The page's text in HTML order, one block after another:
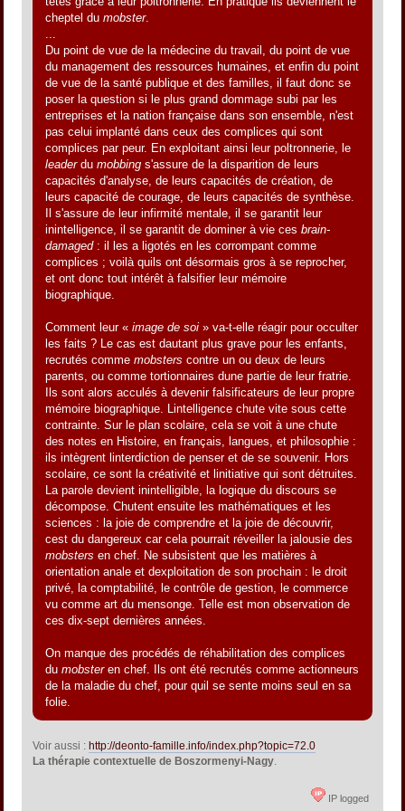
cheptel dumobster.
...
Du point de vue de la médecine du travail, du point de vue
du management des ressources humaines, et enfin du point
de vue de la santé publique et des familles, il faut donc se
poser la question si le plus grand dommage subi par les
entreprises et la nation française dans son ensemble, n'est
pas celui implanté dans ceux des complices qui sont
complices par peur. En exploitant ainsi leur poltronnerie, le
leaderdumobbing s'assure de la disparition de leurs
capacités d'analyse, de leurs capacités de création, de
leurs capacité de courage, de leurs capacités de synthèse.
Il s'assure de leur infirmité mentale, il se garantit leur
inintelligence, il se garantit de dominer à vie cesbrain-
damaged: il les a ligotés en les corrompant comme
complices ; voilà quils ont désormais gros à se reprocher,
et ont donc tout intérêt à falsifier leur mémoire
biographique.
Comment leur «image de soi » va-t-elle réagir pour occulter
les faits ? Le cas est dautant plus grave pour les enfants,
recrutés commemobsters contre un ou deux de leurs
parents, ou comme tortionnaires dune partie de leur fratrie.
Ils sont alors acculés à devenir falsificateurs de leur propre
mémoire biographique. Lintelligence chute vite sous cette
contrainte. Sur le plan scolaire, cela se voit à une chute
des notes en Histoire, en français, langues, et philosophie :
ils intègrent linterdiction de penser et de se souvenir. Hors
scolaire, ce sont la créativité et linitiative qui sont détruites.
La parole devient inintelligible, la logique du discours se
décompose. Chutent ensuite les mathématiques et les
sciences : la joie de comprendre et la joie de découvrir,
cest du dangereux car cela pourrait réveiller la jalousie des
mobsters en chef. Ne subsistent que les matières à
orientation anale et dexploitation de son prochain : le droit
privé, la comptabilité, le contrôle de gestion, le commerce
vu comme art du mensonge. Telle est mon observation de
ces dix-sept dernières années.
On manque des procédés de réhabilitation des complices
dumobsteren chef. Ils ont été recrutés comme actionneurs
de la maladie du chef, pour quil se sente moins seul en sa
folie.
Voir aussi : http://deonto-famille.info/index.php?topic=72.0
La thérapie contextuelle de Boszormenyi-Nagy.
IP logged